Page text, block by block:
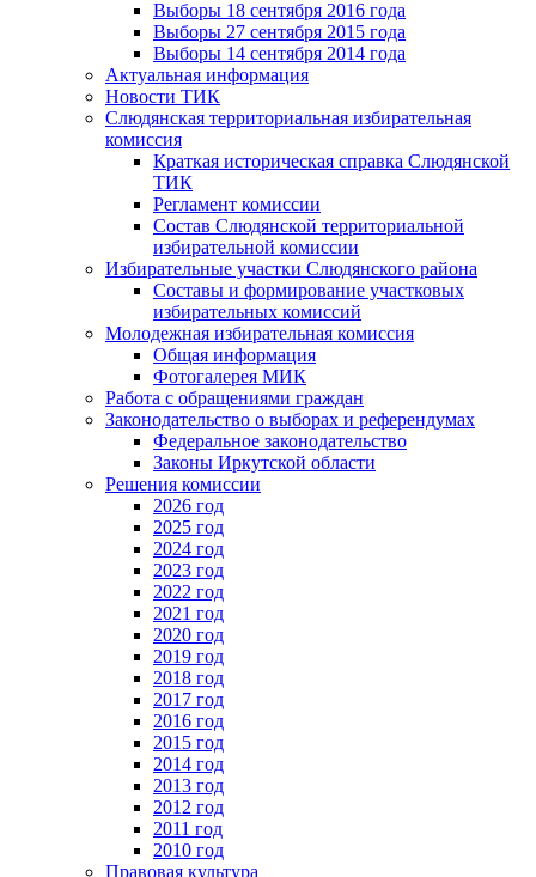
Выборы 18 сентября 2016 года
Выборы 27 сентября 2015 года
Выборы 14 сентября 2014 года
Актуальная информация
Новости ТИК
Слюдянская территориальная избирательная
комиссия
Краткая историческая справка Слюдянской
ТИК
Регламент комиссии
Состав Слюдянской территориальной
избирательной комиссии
Избирательные участки Слюдянского района
Составы и формирование участковых
избирательных комиссий
Молодежная избирательная комиссия
Общая информация
Фотогалерея МИК
Работа с обращениями граждан
Законодательство о выборах и референдумах
Федеральное законодательство
Законы Иркутской области
Решения комиссии
2026 год
2025 год
2024 год
2023 год
2022 год
2021 год
2020 год
2019 год
2018 год
2017 год
2016 год
2015 год
2014 год
2013 год
2012 год
2011 год
2010 год
Правовая культура